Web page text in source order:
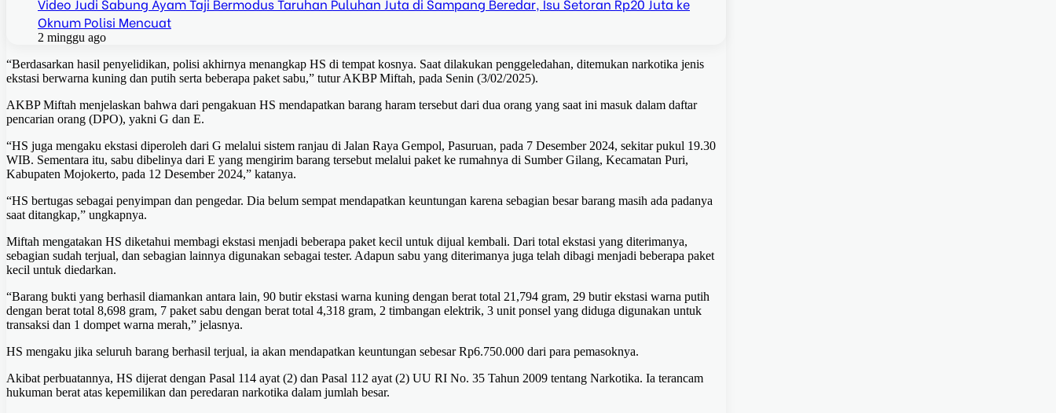
Video Judi Sabung Ayam Taji Bermodus Taruhan Puluhan Juta di Sampang Beredar, Isu Setoran Rp20 Juta ke
Oknum Polisi Mencuat
2 minggu ago
“Berdasarkan hasil penyelidikan, polisi akhirnya menangkap HS di tempat kosnya. Saat dilakukan penggeledahan, ditemukan narkotika jenis
ekstasi berwarna kuning dan putih serta beberapa paket sabu,” tutur AKBP Miftah, pada Senin (3/02/2025).
AKBP Miftah menjelaskan bahwa dari pengakuan HS mendapatkan barang haram tersebut dari dua orang yang saat ini masuk dalam daftar
pencarian orang (DPO), yakni G dan E.
“HS juga mengaku ekstasi diperoleh dari G melalui sistem ranjau di Jalan Raya Gempol, Pasuruan, pada 7 Desember 2024, sekitar pukul 19.30
WIB. Sementara itu, sabu dibelinya dari E yang mengirim barang tersebut melalui paket ke rumahnya di Sumber Gilang, Kecamatan Puri,
Kabupaten Mojokerto, pada 12 Desember 2024,” katanya.
“HS bertugas sebagai penyimpan dan pengedar. Dia belum sempat mendapatkan keuntungan karena sebagian besar barang masih ada padanya
saat ditangkap,” ungkapnya.
Miftah mengatakan HS diketahui membagi ekstasi menjadi beberapa paket kecil untuk dijual kembali. Dari total ekstasi yang diterimanya,
sebagian sudah terjual, dan sebagian lainnya digunakan sebagai tester. Adapun sabu yang diterimanya juga telah dibagi menjadi beberapa paket
kecil untuk diedarkan.
“Barang bukti yang berhasil diamankan antara lain, 90 butir ekstasi warna kuning dengan berat total 21,794 gram, 29 butir ekstasi warna putih
dengan berat total 8,698 gram, 7 paket sabu dengan berat total 4,318 gram, 2 timbangan elektrik, 3 unit ponsel yang diduga digunakan untuk
transaksi dan 1 dompet warna merah,” jelasnya.
HS mengaku jika seluruh barang berhasil terjual, ia akan mendapatkan keuntungan sebesar Rp6.750.000 dari para pemasoknya.
Akibat perbuatannya, HS dijerat dengan Pasal 114 ayat (2) dan Pasal 112 ayat (2) UU RI No. 35 Tahun 2009 tentang Narkotika. Ia terancam
hukuman berat atas kepemilikan dan peredaran narkotika dalam jumlah besar.